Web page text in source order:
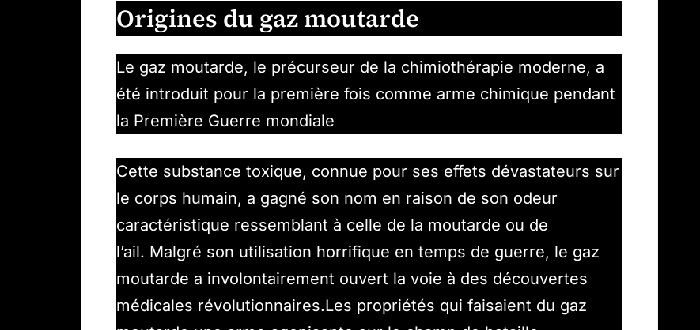
Origines du gaz moutarde
Le gaz moutarde, le précurseur de la chimiothérapie moderne, a
été introduit pour la première fois comme arme chimique pendant
la Première Guerre mondiale
Cette substance toxique, connue pour ses effets dévastateurs sur
le corps humain, a gagné son nom en raison de son odeur
caractéristique ressemblant à celle de la moutarde ou de
l’ail. Malgré son utilisation horrifique en temps de guerre, le gaz
moutarde a involontairement ouvert la voie à des découvertes
médicales révolutionnaires.Les propriétés qui faisaient du gaz